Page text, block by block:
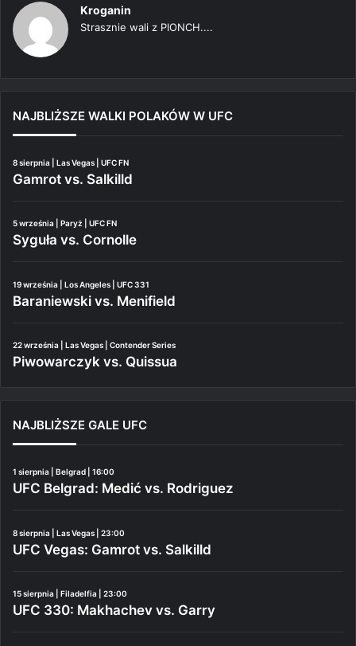
Kroganin
Strasznie wali z PIONCH....
NAJBLIŻSZE WALKI POLAKÓW W UFC
8 sierpnia | Las Vegas | UFC FN
Gamrot vs. Salkilld
5 września | Paryż | UFC FN
Syguła vs. Cornolle
19 września | Los Angeles | UFC 331
Baraniewski vs. Menifield
22 września | Las Vegas | Contender Series
Piwowarczyk vs. Quissua
NAJBLIŻSZE GALE UFC
1 sierpnia | Belgrad | 16:00
UFC Belgrad: Medić vs. Rodriguez
8 sierpnia | Las Vegas | 23:00
UFC Vegas: Gamrot vs. Salkilld
15 sierpnia | Filadelfia | 23:00
UFC 330: Makhachev vs. Garry